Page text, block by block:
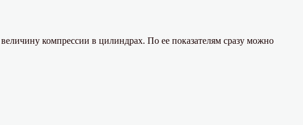
компрессии в цилиндрах. По ее показателям сразу можно